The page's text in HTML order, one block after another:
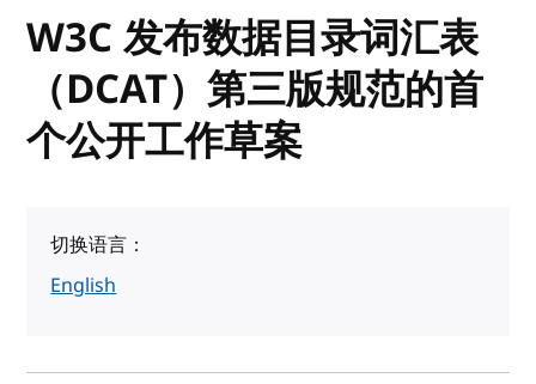
W3C 发布数据目录词汇表
（DCAT）第三版规范的首
个公开工作草案
切换语言：
English